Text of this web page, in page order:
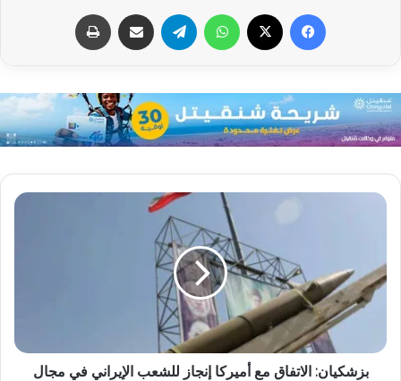
فيسبوك واتساب تيلقرام مشاركة عبر البريد
بزشكيان: الاتفاق مع أميركا إنجاز للشعب الإيراني في مجال